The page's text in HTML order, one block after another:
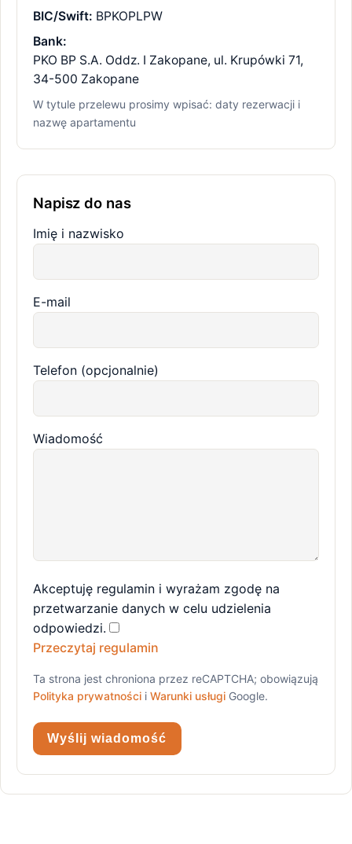
BIC/Swift: BPKOPLPW
Bank:
PKO BP S.A. Oddz. I Zakopane, ul. Krupówki 71,
34-500 Zakopane
W tytule przelewu prosimy wpisać: daty rezerwacji i
nazwę apartamentu
Napisz do nas
Imię i nazwisko
E-mail
Telefon (opcjonalnie)
Wiadomość
Akceptuję regulamin i wyrażam zgodę na
przetwarzanie danych w celu udzielenia
odpowiedzi.
Przeczytaj regulamin
Ta strona jest chroniona przez reCAPTCHA; obowiązują
Polityka prywatności i Warunki usługi Google.
Wyślij wiadomość